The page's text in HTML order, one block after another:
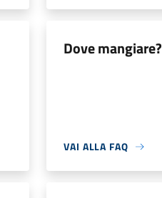
Dove mangiare?
VAI ALLA FAQ